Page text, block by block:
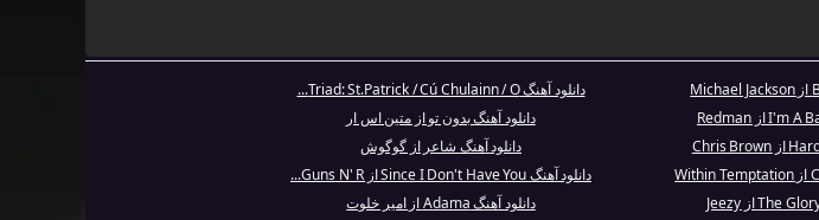
دانلود آهنگ Triad: St.Patrick / Cú Chulainn / O...
دانلود آهنگ بدون تو از متین اس ار
دانلود آهنگ شاعر از گوگوش
دانلود آهنگ Since I Don't Have You از Guns N' R...
دانلود آهنگ Adama از امیر خلوت